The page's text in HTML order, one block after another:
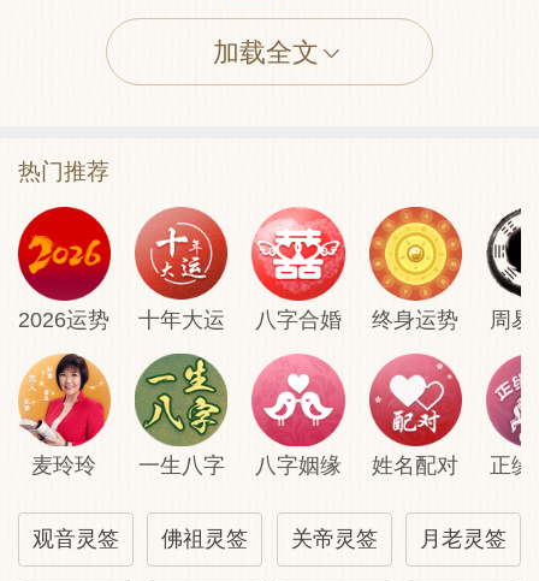
加载全文
热门推荐
2026运势 十年大运 八字合婚 终身运势 周易
麦玲玲 一生八字 八字姻缘 姓名配对 正缘
观音灵签 佛祖灵签 关帝灵签 月老灵签